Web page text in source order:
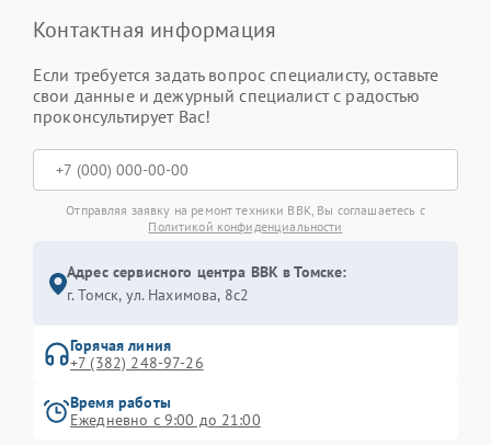
Контактная информация
Если требуется задать вопрос специалисту, оставьте
свои данные и дежурный специалист с радостью
проконсультирует Вас!
Отправляя заявку на ремонт техники BBK, Вы соглашаетесь с
Политикой конфиденциальности
Адрес сервисного центра BBK в Томске:
г. Томск, ул. Нахимова, 8с2
Горячая линия
+7 (382) 248-97-26
Время работы
Ежедневно с 9:00 до 21:00